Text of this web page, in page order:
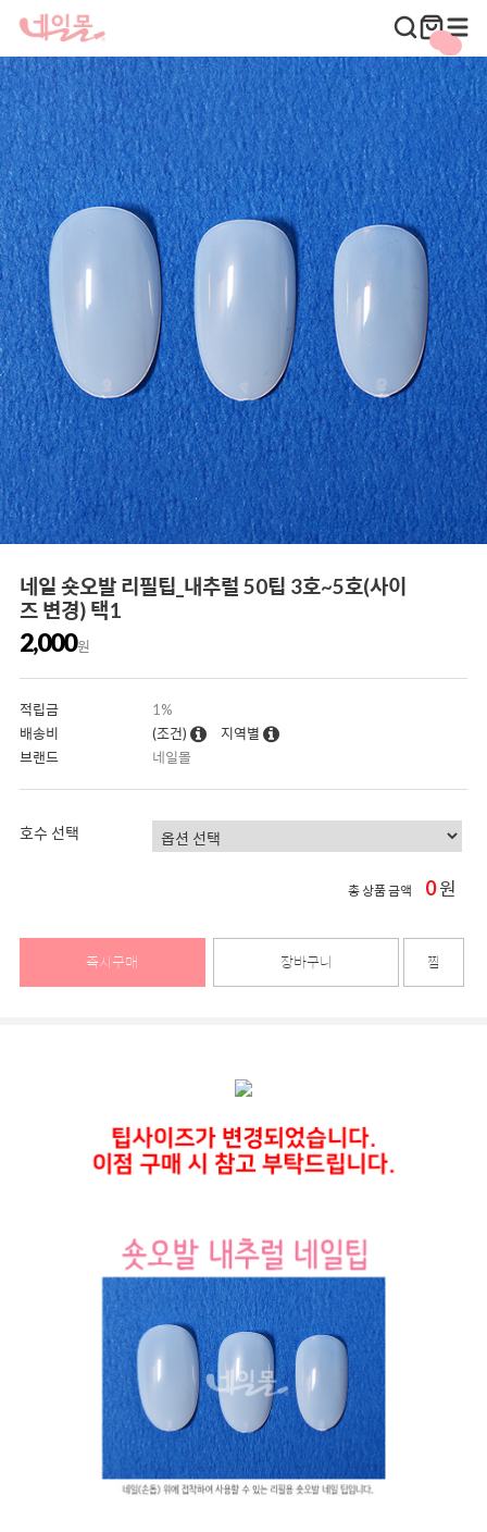
네일 숏오발 리필팁_내추럴 50팁 3호~5호(사이
즈 변경) 택1
2,000원
적립금
1%
배송비
(조건)
지역별
브랜드
네일몰
호수 선택
총 상품 금액 0원
즉시구매 장바구니 찜